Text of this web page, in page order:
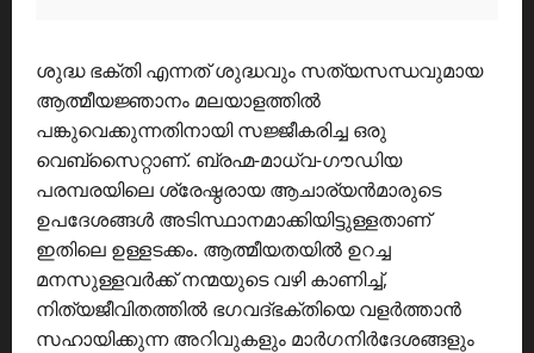
ശുദ്ധ ഭക്തി എന്നത് ശുദ്ധവും സത്യസന്ധവുമായ
ആത്മീയജ്ഞാനം മലയാളത്തിൽ
പങ്കുവെക്കുന്നതിനായി സജ്ജീകരിച്ച ഒരു
വെബ്സൈറ്റാണ്. ബ്രഹ്മ-മാധ്വ-ഗൗഡിയ
പരമ്പരയിലെ ശ്രേഷ്ഠരായ ആചാര്യൻമാരുടെ
ഉപദേശങ്ങൾ അടിസ്ഥാനമാക്കിയിട്ടുള്ളതാണ്
ഇതിലെ ഉള്ളടക്കം. ആത്മീയതയിൽ ഉറച്ച
മനസുള്ളവർക്ക് നന്മയുടെ വഴി കാണിച്ച്,
നിത്യജീവിതത്തിൽ ഭഗവദ്ഭക്തിയെ വളർത്താൻ
സഹായിക്കുന്ന അറിവുകളും മാർഗനിർദേശങ്ങളും